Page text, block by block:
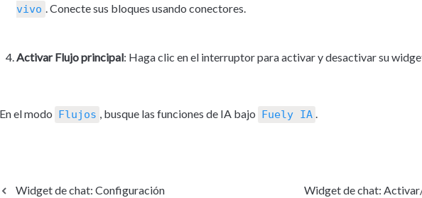
vivo . Conecte sus bloques usando conectores.
Activar Flujo principal: Haga clic en el interruptor para activar y desactivar su
En el modo Flujos , busque las funciones de IA bajo Fuely IA .
Widget de chat: Configuración Widget de chat: